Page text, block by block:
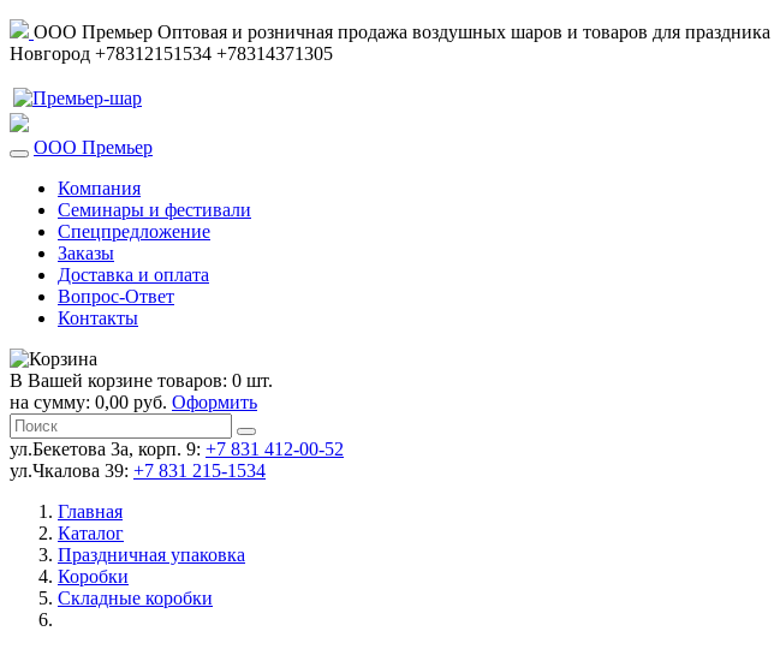
ООО Премьер Оптовая и розничная продажа воздушных шаров и товаров для праздника
Новгород +78312151534 +78314371305
ООО Премьер
Компания
Семинары и фестивали
Спецпредложение
Заказы
Доставка и оплата
Вопрос-Ответ
Контакты
В Вашей корзине товаров: 0 шт.
на сумму: 0,00 руб. Оформить
ул.Бекетова 3а, корп. 9: +7 831 412-00-52
ул.Чкалова 39: +7 831 215-1534
Главная
Каталог
Праздничная упаковка
Коробки
Складные коробки